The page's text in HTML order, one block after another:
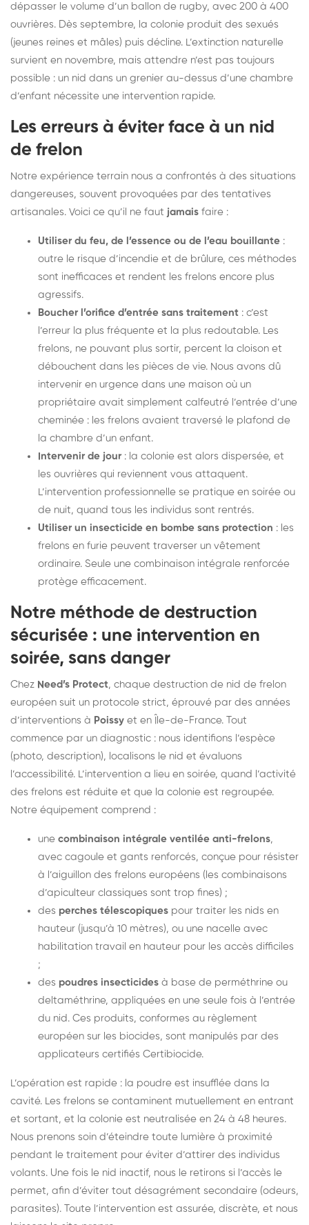
dépasser le volume d’un ballon de rugby, avec 200 à 400
ouvrières. Dès septembre, la colonie produit des sexués
(jeunes reines et mâles) puis décline. L’extinction naturelle
survient en novembre, mais attendre n’est pas toujours
possible : un nid dans un grenier au-dessus d’une chambre
d’enfant nécessite une intervention rapide.
Les erreurs à éviter face à un nid
de frelon
Notre expérience terrain nous a confrontés à des situations
dangereuses, souvent provoquées par des tentatives
artisanales. Voici ce qu’il ne faut jamais faire :
Utiliser du feu, de l’essence ou de l’eau bouillante :
outre le risque d’incendie et de brûlure, ces méthodes
sont inefficaces et rendent les frelons encore plus
agressifs.
Boucher l’orifice d’entrée sans traitement : c’est
l’erreur la plus fréquente et la plus redoutable. Les
frelons, ne pouvant plus sortir, percent la cloison et
débouchent dans les pièces de vie. Nous avons dû
intervenir en urgence dans une maison où un
propriétaire avait simplement calfeutré l’entrée d’une
cheminée : les frelons avaient traversé le plafond de
la chambre d’un enfant.
Intervenir de jour : la colonie est alors dispersée, et
les ouvrières qui reviennent vous attaquent.
L’intervention professionnelle se pratique en soirée ou
de nuit, quand tous les individus sont rentrés.
Utiliser un insecticide en bombe sans protection : les
frelons en furie peuvent traverser un vêtement
ordinaire. Seule une combinaison intégrale renforcée
protège efficacement.
Notre méthode de destruction
sécurisée : une intervention en
soirée, sans danger
Chez Need’s Protect, chaque destruction de nid de frelon
européen suit un protocole strict, éprouvé par des années
d’interventions à Poissy et en Île-de-France. Tout
commence par un diagnostic : nous identifions l’espèce
(photo, description), localisons le nid et évaluons
l’accessibilité. L’intervention a lieu en soirée, quand l’activité
des frelons est réduite et que la colonie est regroupée.
Notre équipement comprend :
une combinaison intégrale ventilée anti-frelons,
avec cagoule et gants renforcés, conçue pour résister
à l’aiguillon des frelons européens (les combinaisons
d’apiculteur classiques sont trop fines) ;
des perches télescopiques pour traiter les nids en
hauteur (jusqu’à 10 mètres), ou une nacelle avec
habilitation travail en hauteur pour les accès difficiles
;
des poudres insecticides à base de perméthrine ou
deltaméthrine, appliquées en une seule fois à l’entrée
du nid. Ces produits, conformes au règlement
européen sur les biocides, sont manipulés par des
applicateurs certifiés Certibiocide.
L’opération est rapide : la poudre est insufflée dans la
cavité. Les frelons se contaminent mutuellement en entrant
et sortant, et la colonie est neutralisée en 24 à 48 heures.
Nous prenons soin d’éteindre toute lumière à proximité
pendant le traitement pour éviter d’attirer des individus
volants. Une fois le nid inactif, nous le retirons si l’accès le
permet, afin d’éviter tout désagrément secondaire (odeurs,
parasites). Toute l’intervention est assurée, discrète, et nous